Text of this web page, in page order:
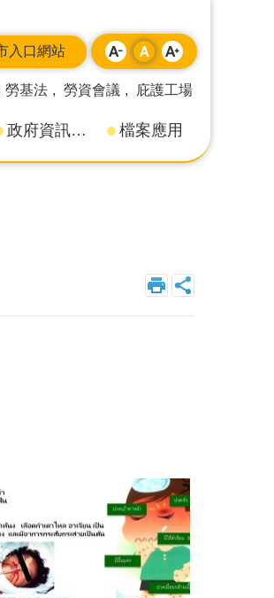
入口網站
勞基法 勞資會議 庇護工場
政府資訊公開 檔案應用